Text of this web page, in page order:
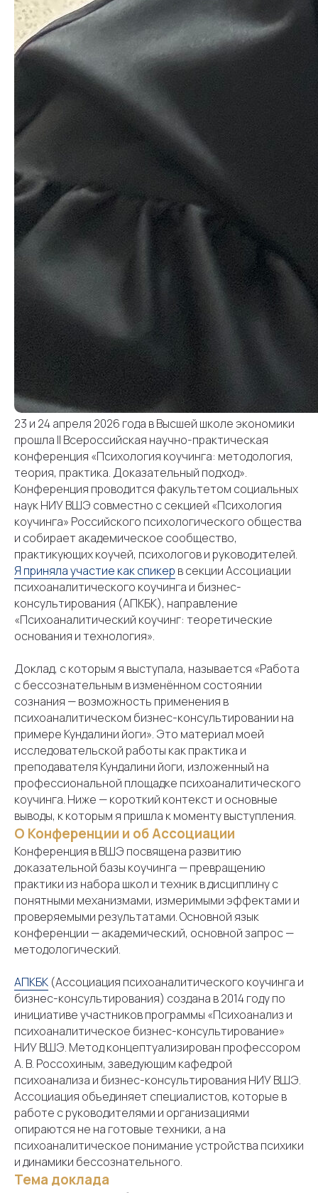
23 и 24 апреля 2026 года в Высшей школе экономики
прошла II Всероссийская научно-практическая
конференция «Психология коучинга: методология,
теория, практика. Доказательный подход».
Конференция проводится факультетом социальных
наук НИУ ВШЭ совместно с секцией «Психология
коучинга» Российского психологического общества
и собирает академическое сообщество,
практикующих коучей, психологов и руководителей.
Я приняла участие как спикер в секции Ассоциации
психоаналитического коучинга и бизнес-
консультирования (АПКБК), направление
«Психоаналитический коучинг: теоретические
основания и технология».
Доклад, с которым я выступала, называется «Работа
с бессознательным в изменённом состоянии
сознания — возможность применения в
психоаналитическом бизнес-консультировании на
примере Кундалини йоги». Это материал моей
исследовательской работы как практика и
преподавателя Кундалини йоги, изложенный на
профессиональной площадке психоаналитического
коучинга. Ниже — короткий контекст и основные
выводы, к которым я пришла к моменту выступления.
О Конференции и об Ассоциации
Конференция в ВШЭ посвящена развитию
доказательной базы коучинга — превращению
практики из набора школ и техник в дисциплину с
понятными механизмами, измеримыми эффектами и
проверяемыми результатами. Основной язык
конференции — академический, основной запрос —
методологический.
АПКБК (Ассоциация психоаналитического коучинга и
бизнес-консультирования) создана в 2014 году по
инициативе участников программы «Психоанализ и
психоаналитическое бизнес-консультирование»
НИУ ВШЭ. Метод концептуализирован профессором
А. В. Россохиным, заведующим кафедрой
психоанализа и бизнес-консультирования НИУ ВШЭ.
Ассоциация объединяет специалистов, которые в
работе с руководителями и организациями
опираются не на готовые техники, а на
психоаналитическое понимание устройства психики
и динамики бессознательного.
Тема доклада